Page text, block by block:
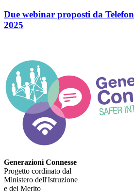
Due webinar proposti da
2025
Generazioni Connesse
Progetto cordinato dal
Ministero dell'Istruzione
e del Merito